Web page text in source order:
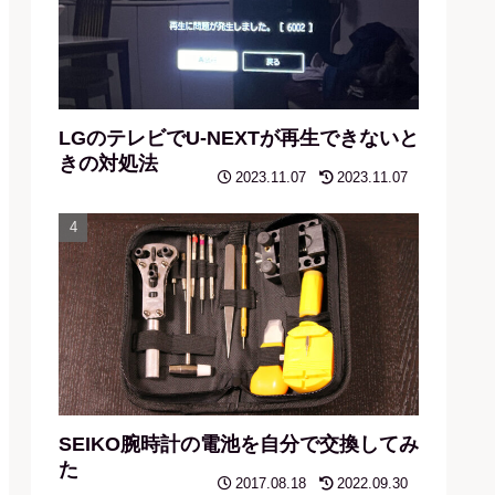
LGのテレビでU-NEXTが再生できないと
きの対処法
2023.11.07 2023.11.07
SEIKO腕時計の電池を自分で交換してみ
た
2017.08.18 2022.09.30